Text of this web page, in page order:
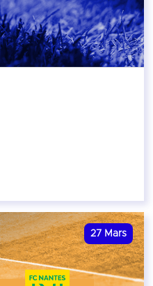
27 Mars